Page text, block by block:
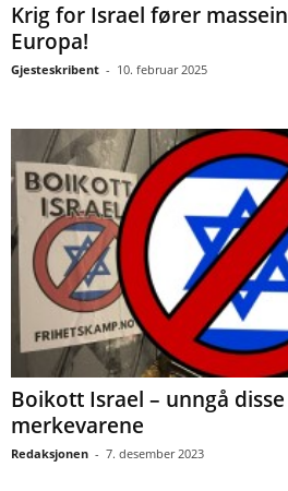
Krig for Israel fører
Europa!
Gjesteskribent - 10. februar 2025
Boikott Israel – unngå
merkevarene
Redaksjonen - 7. desember 2023